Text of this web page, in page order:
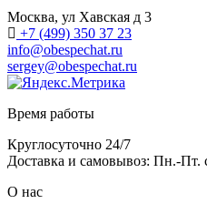
Москва, ул Хавская д 3
+7 (499) 350 37 23
info@obespechat.ru
sergey@obespechat.ru
Время работы
Круглосуточно 24/7
Доставка и самовывоз: Пн.-Пт.
О нас